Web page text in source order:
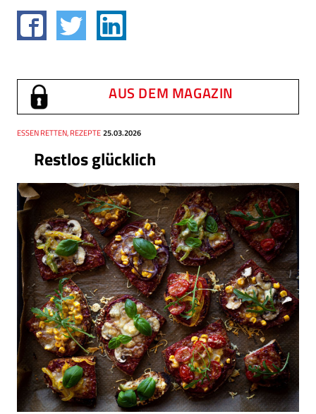
AUS DEM MAGAZIN
Restlos glücklich
Thema
ESSEN RETTEN, REZEPTE
Datum 25.03.2026